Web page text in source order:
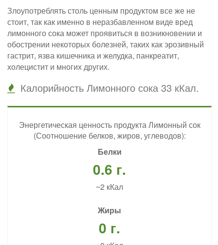
Злоупотреблять столь ценным продуктом все же не
стоит, так как именно в неразбавленном виде вред
лимонного сока может проявиться в возникновении и
обострении некоторых болезней, таких как эрозивный
гастрит, язва кишечника и желудка, панкреатит,
холецистит и многих других.
Калорийность Лимонного сока 33 кКал.
Энергетическая ценность продукта Лимонный сок
(Соотношение белков, жиров, углеводов):
Белки
0.6 г.
~2 кКал
Жиры
0 г.